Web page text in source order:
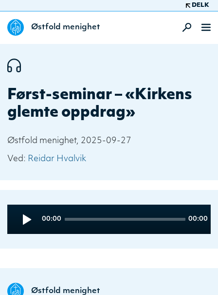
DELK
Østfold menighet
Først-seminar – «Kirkens
glemte oppdrag»
Østfold menighet, 2025-09-27
Ved: Reidar Hvalvik
Player
Current
00:00
Total
00:00
Østfold menighet